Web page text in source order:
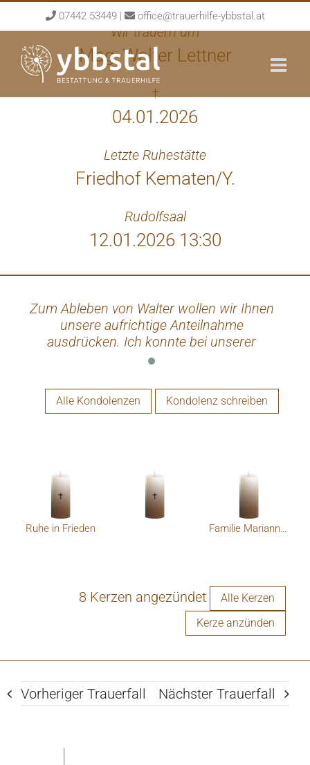
to
content
07442 53449| office@trauerhilfe-ybbstal.at
Wir trauern um
Mag. Walter Lettner
†
04.01.2026
Letzte Ruhestätte
Friedhof Kematen/Y.
Rudolfsaal
12.01.2026 13:30
Zum Ableben von Walter wollen wir Ihnen
unsere aufrichtige Anteilnahme
ausdrücken. Ich konnte bei unserer
gemeinsamen Tätigkeit bei der RAIKA
Menschen kennenlernen. Diese
gemeinsame Zeit werde ich nicht
Alle Kondolenzen Kondolenz schreiben
Ruhe in Frieden Familie Marianne und Thomas
8 Kerzen angezündet
Alle Kerzen
Kerze anzünden
Vorheriger Trauerfall Nächster Trauerfall